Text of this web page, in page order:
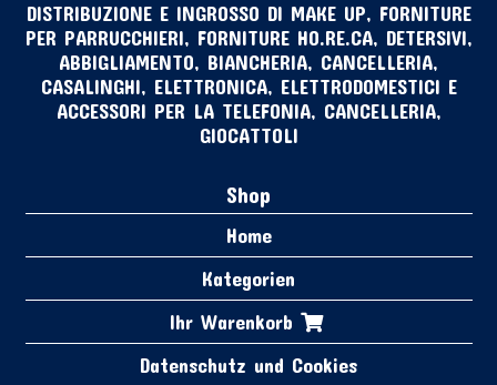
DISTRIBUZIONE E INGROSSO DI MAKE UP, FORNITURE
PER PARRUCCHIERI, FORNITURE HO.RE.CA, DETERSIVI,
ABBIGLIAMENTO, BIANCHERIA, CANCELLERIA,
CASALINGHI, ELETTRONICA, ELETTRODOMESTICI E
ACCESSORI PER LA TELEFONIA, CANCELLERIA,
GIOCATTOLI
Shop
Home
Kategorien
Ihr Warenkorb
Datenschutz und Cookies